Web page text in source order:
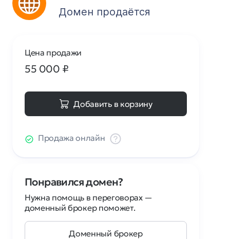
Домен продаётся
Цена продажи
55 000 ₽
Добавить в корзину
Продажа онлайн
Понравился домен?
Нужна помощь в переговорах —
доменный брокер поможет.
Доменный брокер